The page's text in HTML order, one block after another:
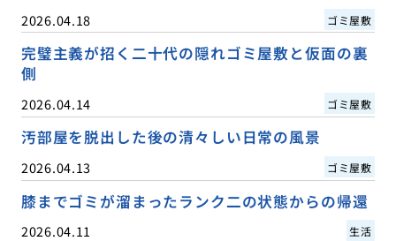
2026.04.18 ゴミ屋敷
完璧主義が招く二十代の隠れゴミ屋敷と仮面の裏
側
2026.04.14 ゴミ屋敷
汚部屋を脱出した後の清々しい日常の風景
2026.04.13 ゴミ屋敷
膝までゴミが溜まったランク二の状態からの帰還
2026.04.11 生活